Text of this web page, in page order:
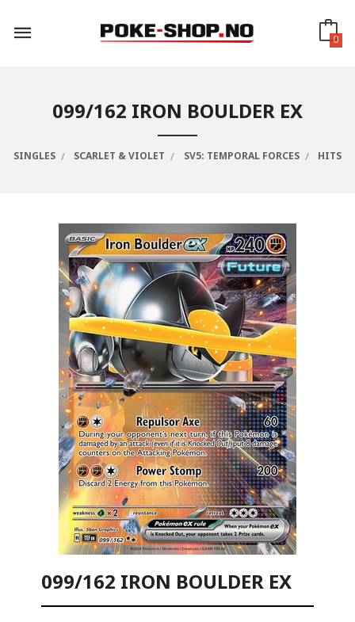
innholdet
0
099/162 IRON BOULDER EX
SINGLES SCARLET & VIOLET SV5: TEMPORAL FORCES HITS
099/162 IRON BOULDER EX